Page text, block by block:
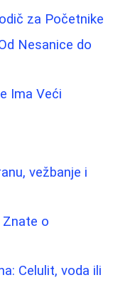
za Početnike
Nesanice do
Ima Veći
vežbanje i
Znate o
Celulit, voda ili